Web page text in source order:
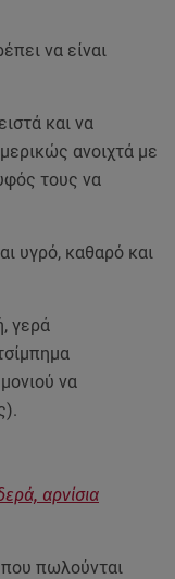
να είναι
και να
ανοιχτά με
τους να
υγρό, καθαρό και
γερά
να
αρνίσια
πωλούνται